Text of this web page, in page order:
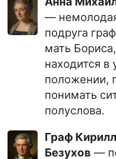
—
подруга
мать
находится в
положении,
понимать
полуслова.
Граф Кирилл Владимирович
Безухов —